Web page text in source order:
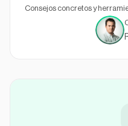
Consejos concretos y